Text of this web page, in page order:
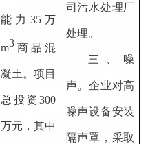
能力35万
m3商品混
凝土。项目
总投资300
万元，其中
司污水处理厂
处理。
三、噪
声。企业对高
噪声设备安装
隔声罩，采取